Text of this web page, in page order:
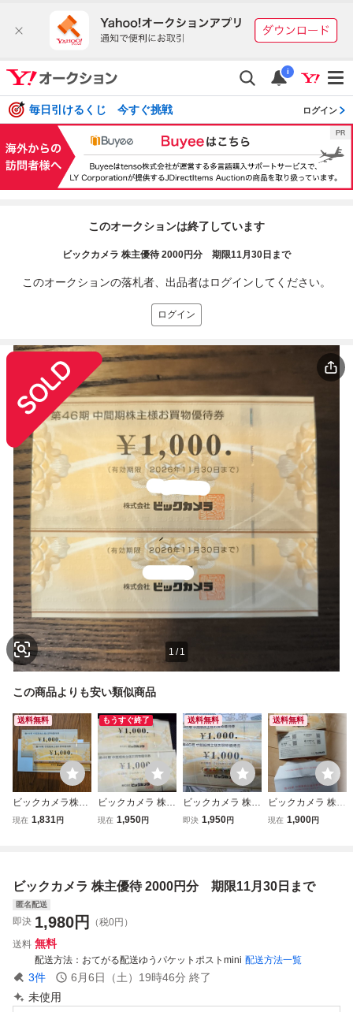
i
毎日引けるくじ 今すぐ挑戦 ログイン
このオークションは終了しています
ビックカメラ 株主優待 2000円分 期限11月30日まで
このオークションの落札者、出品者はログインしてください。
ログイン
1 / 1
この商品よりも安い類似商品
送料無料
ビックカメラ株主
優待券 2000円
現在 1,831円
もうすぐ終了
ビックカメラ 株主
優待 2000円分
現在 1,950円
送料無料
ビックカメラ 株主
優待 優待券 2,
即決 1,950円
送料無料
ビックカメラ 株主
優待券 2000円分
現在 1,900円
ビックカメラ 株主優待 2000円分 期限11月30日まで
匿名配送
即決 1,980円
（税0円）
送料 無料
配送方法 おてがる配送ゆうパケットポストmini 配送方法一覧
3件 6月6日（土）19時46分 終了
未使用